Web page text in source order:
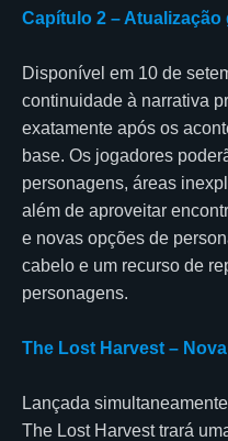
Capítulo 2 – Atualização
Disponível em 10 de
continuidade à narrativa
exatamente após os
base. Os jogadores
personagens, áreas
além de aproveitar
e novas opções de
cabelo e um recurso de
personagens.
The Lost Harvest –
Lançada
The Lost Harvest trará